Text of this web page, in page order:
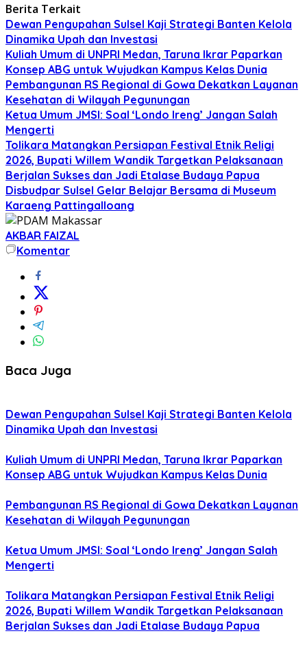
Berita Terkait
Dewan Pengupahan Sulsel Kaji Strategi Banten Kelola
Dinamika Upah dan Investasi
Kuliah Umum di UNPRI Medan, Taruna Ikrar Paparkan
Konsep ABG untuk Wujudkan Kampus Kelas Dunia
Pembangunan RS Regional di Gowa Dekatkan Layanan
Kesehatan di Wilayah Pegunungan
Ketua Umum JMSI: Soal ‘Londo Ireng’ Jangan Salah
Mengerti
Tolikara Matangkan Persiapan Festival Etnik Religi
2026, Bupati Willem Wandik Targetkan Pelaksanaan
Berjalan Sukses dan Jadi Etalase Budaya Papua
Disbudpar Sulsel Gelar Belajar Bersama di Museum
Karaeng Pattingalloang
AKBAR FAIZAL
Komentar
Baca Juga
Dewan Pengupahan Sulsel Kaji Strategi Banten Kelola
Dinamika Upah dan Investasi
Kuliah Umum di UNPRI Medan, Taruna Ikrar Paparkan
Konsep ABG untuk Wujudkan Kampus Kelas Dunia
Pembangunan RS Regional di Gowa Dekatkan Layanan
Kesehatan di Wilayah Pegunungan
Ketua Umum JMSI: Soal ‘Londo Ireng’ Jangan Salah
Mengerti
Tolikara Matangkan Persiapan Festival Etnik Religi
2026, Bupati Willem Wandik Targetkan Pelaksanaan
Berjalan Sukses dan Jadi Etalase Budaya Papua